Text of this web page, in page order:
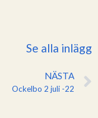
Se alla inlägg
NÄSTA
Ockelbo 2 juli -22